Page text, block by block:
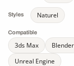
Styles Naturel
Compatible
3ds Max Blender
Unreal Engine